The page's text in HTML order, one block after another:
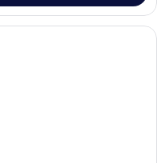
Hotelzimmer mit zwei Betten,